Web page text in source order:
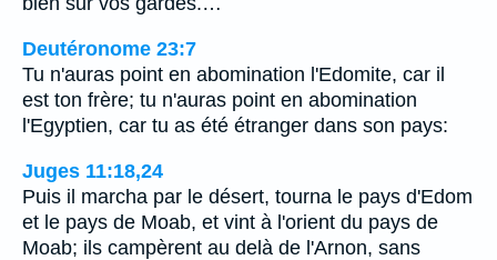
Deutéronome 23:7
Tu n'auras point en abomination l'Edomite, car il
est ton frère; tu n'auras point en abomination
l'Egyptien, car tu as été étranger dans son pays:
Juges 11:18,24
Puis il marcha par le désert, tourna le pays d'Edom
et le pays de Moab, et vint à l'orient du pays de
Moab; ils campèrent au delà de l'Arnon, sans